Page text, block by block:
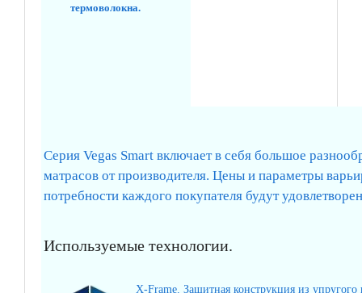
термоволокна.
Серия Vegas Smart включает в себя большое
матрасов от производителя. Цены и параметры
потребности каждого покупателя будут
Используемые технологии.
X-Frame. Защитная конструкция из упругого